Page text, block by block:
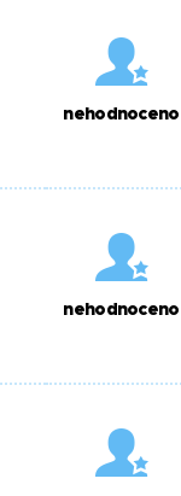
nehodnoceno
nehodnoceno